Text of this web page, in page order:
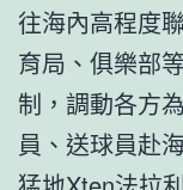
往海內高程度
育局、俱樂部
制，調動各方為
員、送球員赴